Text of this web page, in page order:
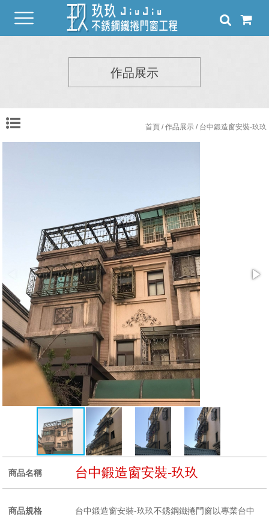
作品展示
首頁/作品展示/ 台中鍛造窗安裝-玖玖
商品名稱 台中鍛造窗安裝-玖玖
商品規格
台中鍛造窗安裝-玖玖不銹鋼鐵捲門窗以專業台中